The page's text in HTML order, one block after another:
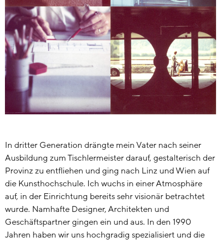
In dritter Generation drängte mein Vater nach seiner
Ausbildung zum Tischlermeister darauf, gestalterisch der
Provinz zu entfliehen und ging nach Linz und Wien auf
die Kunsthochschule. Ich wuchs in einer Atmosphäre
auf, in der Einrichtung bereits sehr visionär betrachtet
wurde. Namhafte Designer, Architekten und
Geschäftspartner gingen ein und aus. In den 1990
Jahren haben wir uns hochgradig spezialisiert und die